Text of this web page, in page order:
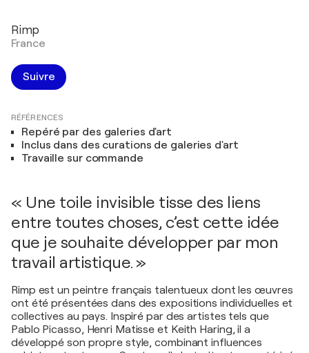
Rimp
France
Suivre
RÉFÉRENCES
Repéré par des galeries d'art
Inclus dans des curations de galeries d'art
Travaille sur commande
« Une toile invisible tisse des liens
entre toutes choses, c’est cette idée
que je souhaite développer par mon
travail artistique. »
Rimp est un peintre français talentueux dont les œuvres
ont été présentées dans des expositions individuelles et
collectives au pays. Inspiré par des artistes tels que
Pablo Picasso, Henri Matisse et Keith Haring, il a
développé son propre style, combinant influences